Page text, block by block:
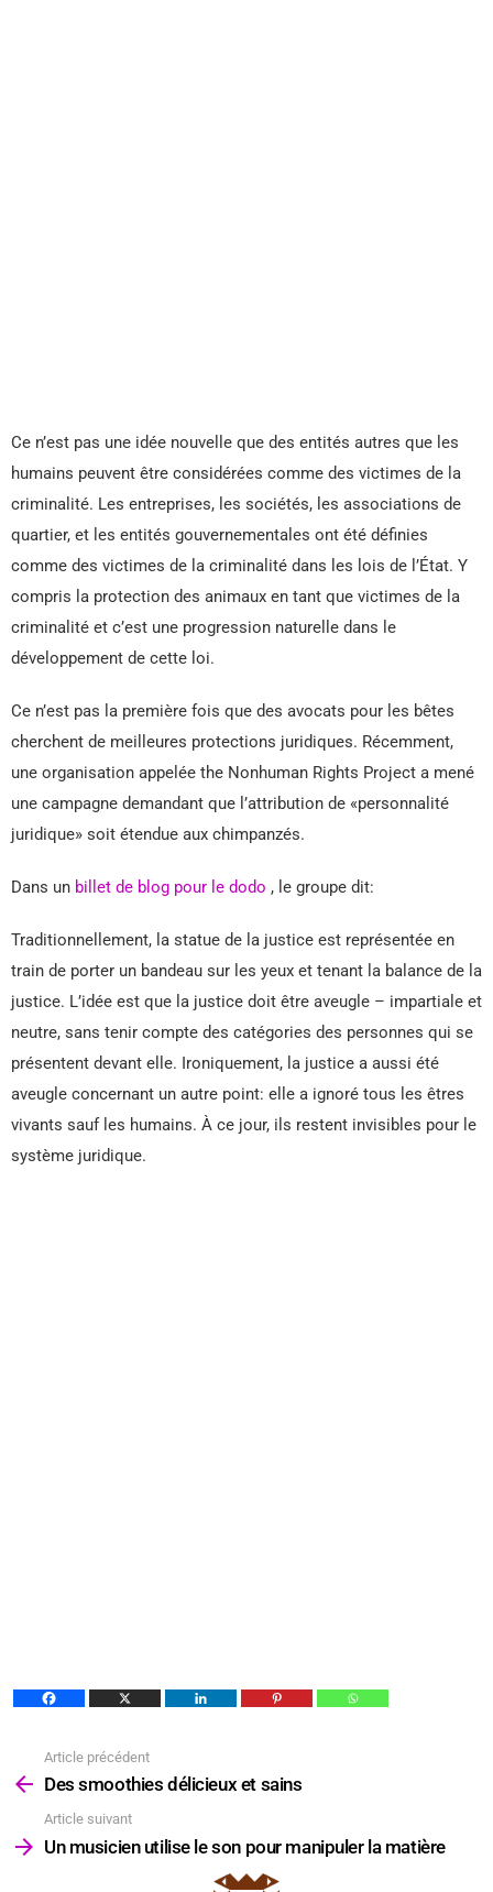
Ce n’est pas une idée nouvelle que des entités autres que les
humains peuvent être considérées comme des victimes de la
criminalité. Les entreprises, les sociétés, les associations de
quartier, et les entités gouvernementales ont été définies
comme des victimes de la criminalité dans les lois de l’État. Y
compris la protection des animaux en tant que victimes de la
criminalité et c’est une progression naturelle dans le
développement de cette loi.
Ce n’est pas la première fois que des avocats pour les bêtes
cherchent de meilleures protections juridiques. Récemment,
une organisation appelée the Nonhuman Rights Project a mené
une campagne demandant que l’attribution de «personnalité
juridique» soit étendue aux chimpanzés.
Dans un billet de blog pour le dodo , le groupe dit:
Traditionnellement, la statue de la justice est représentée en
train de porter un bandeau sur les yeux et tenant la balance de la
justice. L’idée est que la justice doit être aveugle – impartiale et
neutre, sans tenir compte des catégories des personnes qui se
présentent devant elle. Ironiquement, la justice a aussi été
aveugle concernant un autre point: elle a ignoré tous les êtres
vivants sauf les humains. À ce jour, ils restent invisibles pour le
système juridique.
plus
Article précédent
Des smoothies délicieux et sains
Article suivant
Un musicien utilise le son pour manipuler la matière